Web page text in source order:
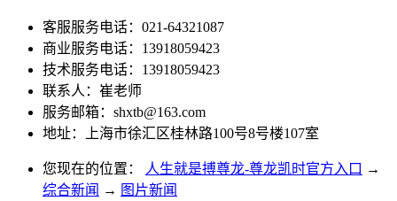
客服服务电话：021-64321087
商业服务电话：13918059423
技术服务电话：13918059423
联系人：崔老师
服务邮箱： shxtb@163.com
地址：上海市徐汇区桂林路100号8号楼107室
您现在的位置： 人生就是搏尊龙-尊龙凯时官方入口 →
综合新闻 → 图片新闻